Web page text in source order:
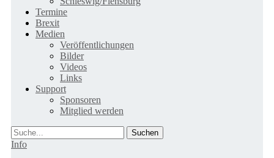
Termine
Brexit
Medien
Veröffentlichungen
Bilder
Videos
Links
Support
Sponsoren
Mitglied werden
Suche
Info